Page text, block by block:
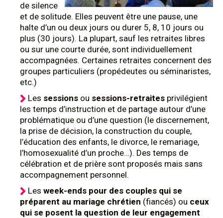
de silence
et de solitude. Elles peuvent être une pause, une
halte d’un ou deux jours ou durer 5, 8, 10 jours ou
plus (30 jours). La plupart, sauf les retraites libres
ou sur une courte durée, sont individuellement
accompagnées. Certaines retraites concernent des
groupes particuliers (propédeutes ou séminaristes,
etc.)
Les sessions ou sessions-retraites privilégient
les temps d’instruction et de partage autour d’une
problématique ou d’une question (le discernement,
la prise de décision, la construction du couple,
l’éducation des enfants, le divorce, le remariage,
l’homosexualité d’un proche…). Des temps de
célébration et de prière sont proposés mais sans
accompagnement personnel.
Les week-ends pour des couples qui se
préparent au mariage chrétien (fiancés) ou ceux
qui se posent la question de leur engagement